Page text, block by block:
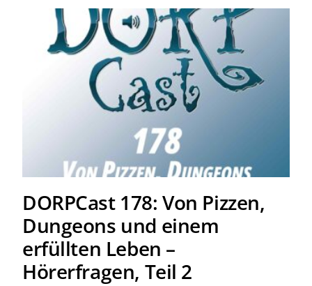
DORPCast 178: Von Pizzen,
Dungeons und einem
erfüllten Leben –
Hörerfragen, Teil 2
DORPCast 178: Von Pizzen,
Dungeons und einem
erfüllten Leben –
Hörerfragen, Teil 2